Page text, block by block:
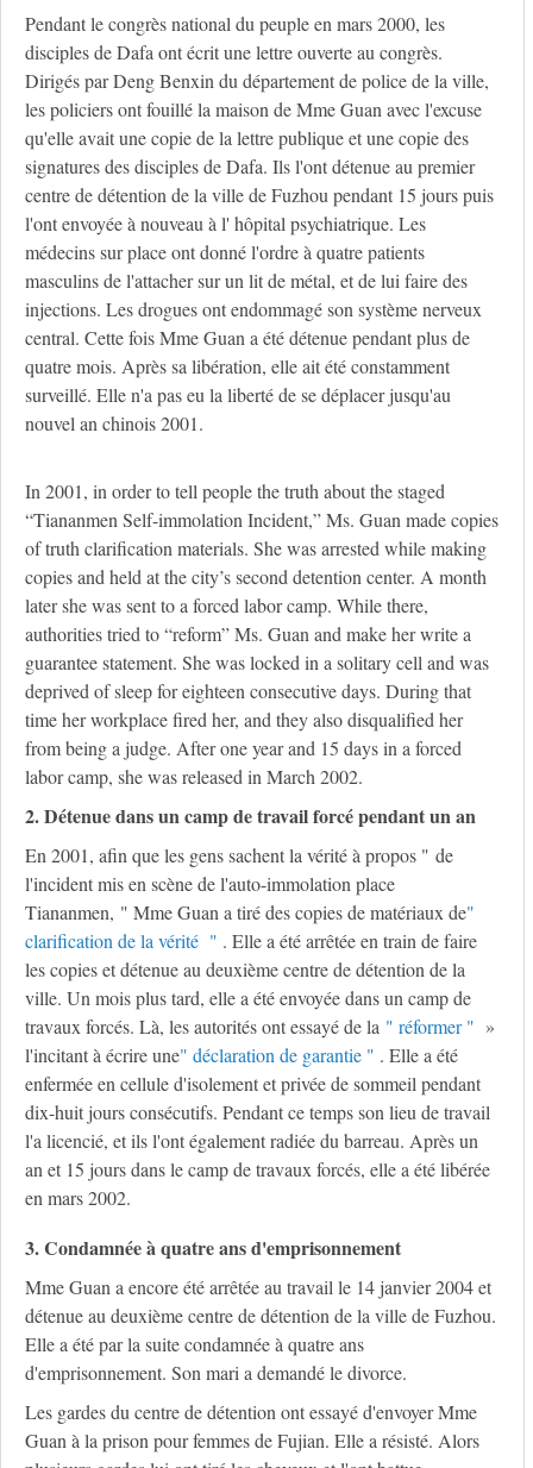
Pendant le congrès national du peuple en mars 2000, les
disciples de Dafa ont écrit une lettre ouverte au congrès.
Dirigés par Deng Benxin du département de police de la ville,
les policiers ont fouillé la maison de Mme Guan avec l'excuse
qu'elle avait une copie de la lettre publique et une copie des
signatures des disciples de Dafa. Ils l'ont détenue au premier
centre de détention de la ville de Fuzhou pendant 15 jours puis
l'ont envoyée à nouveau à l' hôpital psychiatrique. Les
médecins sur place ont donné l'ordre à quatre patients
masculins de l'attacher sur un lit de métal, et de lui faire des
injections. Les drogues ont endommagé son système nerveux
central. Cette fois Mme Guan a été détenue pendant plus de
quatre mois. Après sa libération, elle ait été constamment
surveillé. Elle n'a pas eu la liberté de se déplacer jusqu'au
nouvel an chinois 2001.
In 2001, in order to tell people the truth about the staged
“Tiananmen Self-immolation Incident,” Ms. Guan made copies
of truth clarification materials. She was arrested while making
copies and held at the city’s second detention center. A month
later she was sent to a forced labor camp. While there,
authorities tried to “reform” Ms. Guan and make her write a
guarantee statement. She was locked in a solitary cell and was
deprived of sleep for eighteen consecutive days. During that
time her workplace fired her, and they also disqualified her
from being a judge. After one year and 15 days in a forced
labor camp, she was released in March 2002.
2. Détenue dans un camp de travail forcé pendant un an
En 2001, afin que les gens sachent la vérité à propos " de
l'incident mis en scène de l'auto-immolation place
Tiananmen, " Mme Guan a tiré des copies de matériaux de"
clarification de la vérité " . Elle a été arrêtée en train de faire
les copies et détenue au deuxième centre de détention de la
ville. Un mois plus tard, elle a été envoyée dans un camp de
travaux forcés. Là, les autorités ont essayé de la " réformer " »
l'incitant à écrire une" déclaration de garantie " . Elle a été
enfermée en cellule d'isolement et privée de sommeil pendant
dix-huit jours consécutifs. Pendant ce temps son lieu de travail
l'a licencié, et ils l'ont également radiée du barreau. Après un
an et 15 jours dans le camp de travaux forcés, elle a été libérée
en mars 2002.
3. Condamnée à quatre ans d'emprisonnement
Mme Guan a encore été arrêtée au travail le 14 janvier 2004 et
détenue au deuxième centre de détention de la ville de Fuzhou.
Elle a été par la suite condamnée à quatre ans
d'emprisonnement. Son mari a demandé le divorce.
Les gardes du centre de détention ont essayé d'envoyer Mme
Guan à la prison pour femmes de Fujian. Elle a résisté. Alors